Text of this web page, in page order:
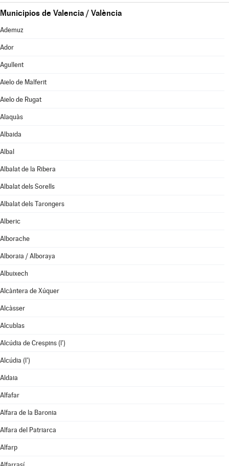
Municipios de Valencia / València
Ademuz
Ador
Agullent
Aielo de Malferit
Aielo de Rugat
Alaquàs
Albaida
Albal
Albalat de la Ribera
Albalat dels Sorells
Albalat dels Tarongers
Alberic
Alborache
Alboraia / Alboraya
Albuixech
Alcàntera de Xúquer
Alcàsser
Alcublas
Alcúdia de Crespins (l')
Alcúdia (l')
Aldaia
Alfafar
Alfara de la Baronia
Alfara del Patriarca
Alfarp